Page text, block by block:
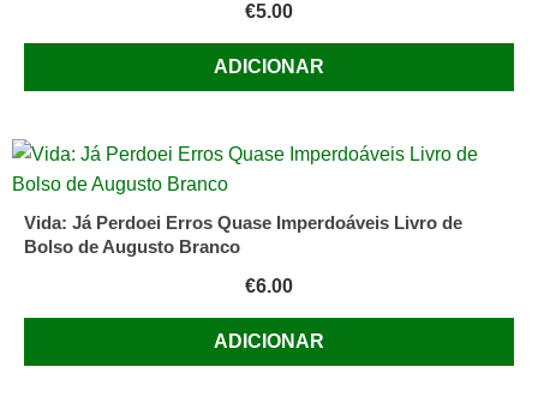
€5.00
ADICIONAR
Vida: Já Perdoei Erros Quase Imperdoáveis Livro de
Bolso de Augusto Branco
€6.00
ADICIONAR